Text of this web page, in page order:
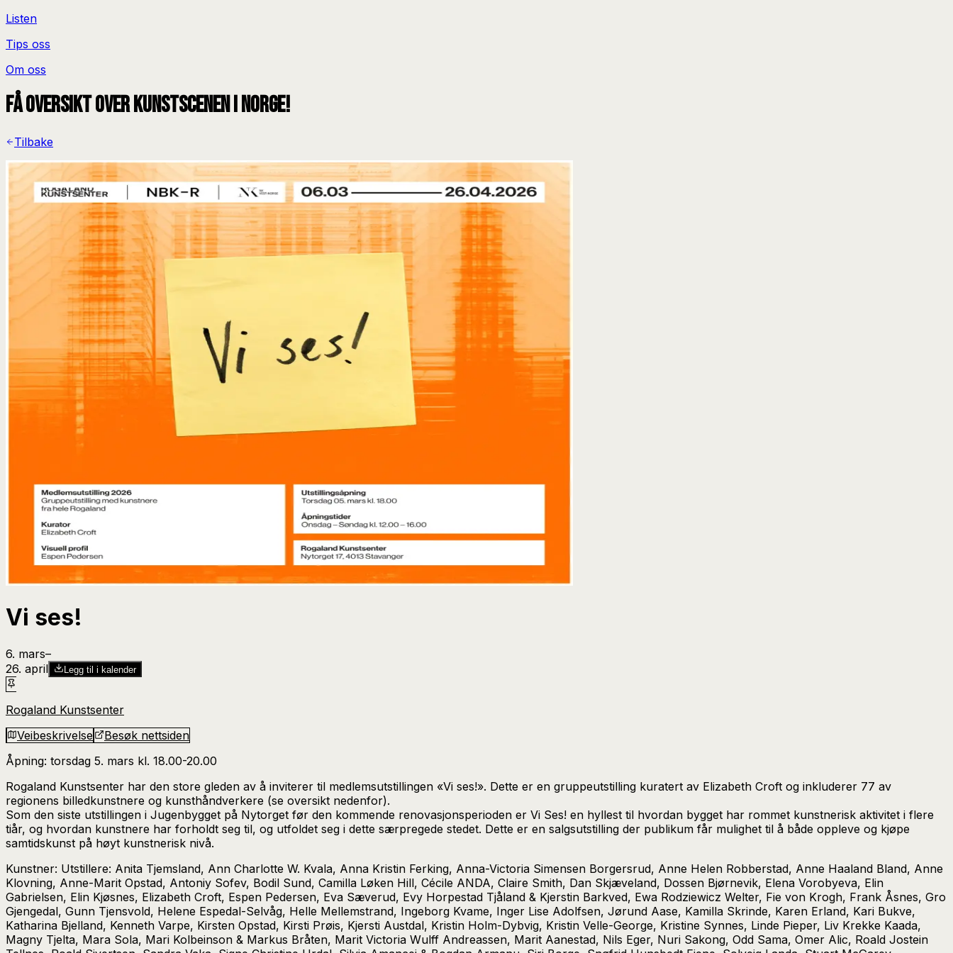
Listen
Tips oss
Om oss
Få oversikt over kunstscenen i Norge!
Tilbake
Vi ses!
6. mars–​
26. april
Legg til i kalender
Rogaland Kunstsenter
Veibeskrivelse
Besøk nettsiden
Åpning: torsdag 5. mars kl. 18.00-20.00
Rogaland Kunstsenter har den store gleden av å inviterer til medlemsutstillingen «Vi ses!». Dette er en gruppeutstilling kuratert av Elizabeth Croft og inkluderer 77 av
regionens billedkunstnere og kunsthåndverkere (se oversikt nedenfor).
Som den siste utstillingen i Jugenbygget på Nytorget før den kommende renovasjonsperioden er Vi Ses! en hyllest til hvordan bygget har rommet kunstnerisk aktivitet i flere
tiår, og hvordan kunstnere har forholdt seg til, og utfoldet seg i dette særpregede stedet. Dette er en salgsutstilling der publikum får mulighet til å både oppleve og kjøpe
samtidskunst på høyt kunstnerisk nivå.
Kunstner: Utstillere: Anita Tjemsland, Ann Charlotte W. Kvala, Anna Kristin Ferking, Anna-Victoria Simensen Borgersrud, Anne Helen Robberstad, Anne Haaland Bland, Anne
Klovning, Anne-Marit Opstad, Antoniy Sofev, Bodil Sund, Camilla Løken Hill, Cécile ANDA, Claire Smith, Dan Skjæveland, Dossen Bjørnevik, Elena Vorobyeva, Elin
Gabrielsen, Elin Kjøsnes, Elizabeth Croft, Espen Pedersen, Eva Sæverud, Evy Horpestad Tjåland & Kjerstin Barkved, Ewa Rodziewicz Welter, Fie von Krogh, Frank Åsnes, Gro
Gjengedal, Gunn Tjensvold, Helene Espedal-Selvåg, Helle Mellemstrand, Ingeborg Kvame, Inger Lise Adolfsen, Jørund Aase, Kamilla Skrinde, Karen Erland, Kari Bukve,
Katharina Bjelland, Kenneth Varpe, Kirsten Opstad, Kirsti Prøis, Kjersti Austdal, Kristin Holm-Dybvig, Kristin Velle-George, Kristine Synnes, Linde Pieper, Liv Krekke Kaada,
Magny Tjelta, Mara Sola, Mari Kolbeinson & Markus Bråten, Marit Victoria Wulff Andreassen, Marit Aanestad, Nils Eger, Nuri Sakong, Odd Sama, Omer Alic, Roald Jostein